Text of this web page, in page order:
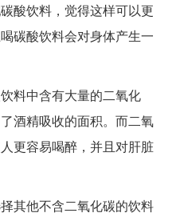
酸饮料，觉得这样可以更
碳酸饮料会对身体产生一
料中含有大量的二氧化
酒精吸收的面积。而二氧
更容易喝醉，并且对肝脏
其他不含二氧化碳的饮料